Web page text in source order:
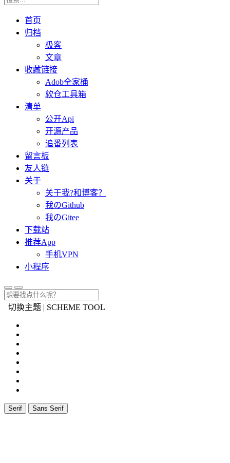
首页
归档
极客
文章
收藏链接
Adob全家桶
软仓工具箱
清单
公开Api
开源产品
追番列表
留言板
友人链
关于
关于我?和博客？
我のGithub
我のGitee
下载站
推荐App
手机VPN
小程序
切换主题 | SCHEME TOOL
Serif Sans Serif